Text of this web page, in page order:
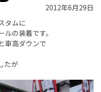
2012年6月29日
タムに
の装着です。
車高ダウンで
たが